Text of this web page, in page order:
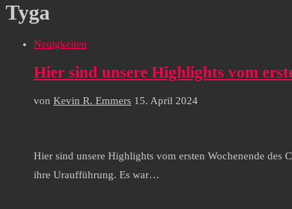
Tyga
Neuigkeiten
Hier sind unsere Highlights vom
von Kevin R. Emmers 15. April 2024
Hier sind unsere Highlights vom ersten Wochenende des
ihre Uraufführung. Es war…